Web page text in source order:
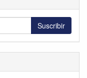
Suscribir